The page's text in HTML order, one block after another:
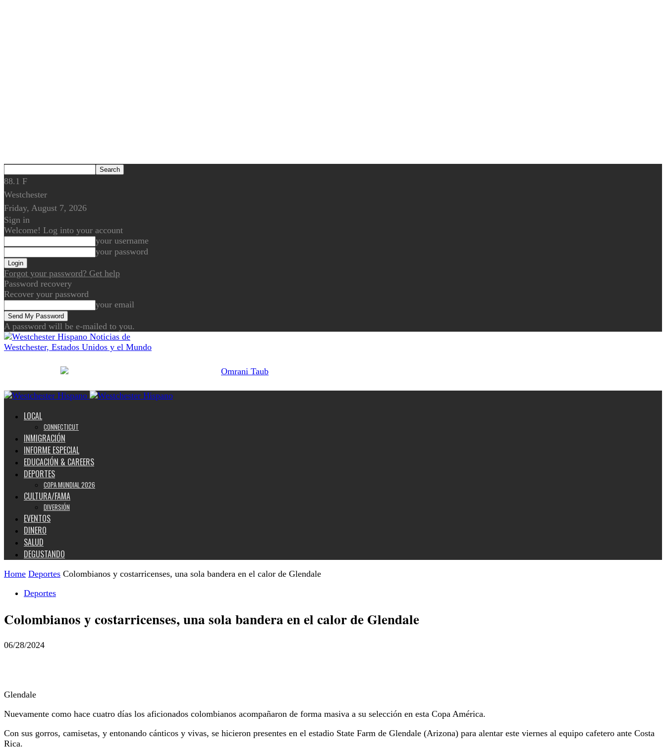
88.1 F
Westchester
Friday, August 7, 2026
Sign in
Welcome! Log into your account
your username
your password
Forgot your password? Get help
Password recovery
Recover your password
your email
A password will be e-mailed to you.
Noticias de
Westchester, Estados Unidos y el Mundo
LOCAL
CONNECTICUT
INMIGRACIÓN
INFORME ESPECIAL
EDUCACIÓN & CAREERS
DEPORTES
COPA MUNDIAL 2026
CULTURA/FAMA
DIVERSIÓN
EVENTOS
DINERO
SALUD
DEGUSTANDO
Home Deportes Colombianos y costarricenses, una sola bandera en el calor de Glendale
Deportes
Colombianos y costarricenses, una sola bandera en el calor de Glendale
06/28/2024
Glendale
Nuevamente como hace cuatro días los aficionados colombianos acompañaron de forma masiva a su selección en esta Copa América.
Con sus gorros, camisetas, y entonando cánticos y vivas, se hicieron presentes en el estadio State Farm de Glendale (Arizona) para alentar este viernes al equipo cafetero ante Costa
Rica.